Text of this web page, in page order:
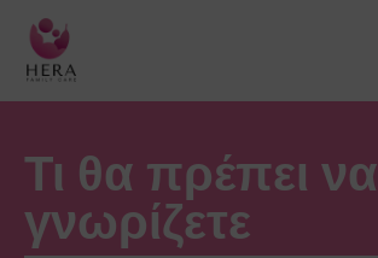
Τι θα πρέπει να
γνωρίζετε